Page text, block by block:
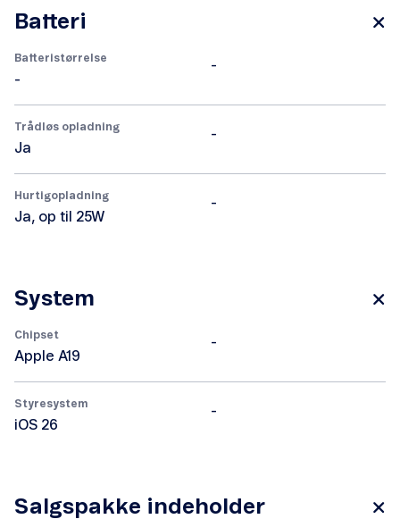
Batteri
Batteristørrelse
-
-
Trådløs opladning
Ja
-
Hurtigopladning
Ja, op til 25W
-
System
Chipset
Apple A19
-
Styresystem
iOS 26
-
Salgspakke indeholder